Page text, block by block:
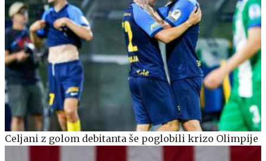
Celjani z golom debitanta še poglobili krizo Olimpije